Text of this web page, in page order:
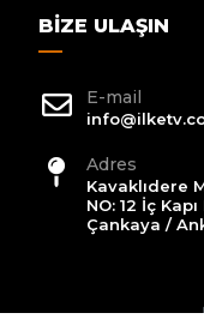
BIZE ULAŞIN
E-mail
Adres
Kavaklıdere
NO: 12 İç Kapı
Çankaya /